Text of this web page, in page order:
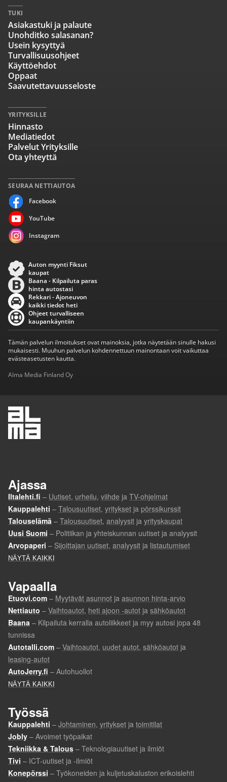
SEURAA NETTIAUTOA
Facebook
YouTube
Instagram
TUKI
Asiakastuki ja palaute
Unohditko salasanan?
Usein kysyttyä
Turvallisuusohjeet
Käyttöehdot
Oppaat
Saavutettavuusseloste
YRITYKSILLE
Hinnasto
Mediatiedot
Palvelut Yrityksille
Ota yhteyttä
Auton myynti Fiksut
kaupat
Baana - Kilpailuta paras
hinta autostasi
Rekkari - Ajoneuvon
kaikki tiedot heti
Ohjeet turvalliseen
kaupankäyntiin
Tämän palvelun ilmoitukset ovat mainoksia, jotka näytetään sinulle hakusi
mukaisesti. Muuhun palvelun kohdennettuun mainontaan voit vaikuttaa
evästeasetusten kautta.
Alma Media Finland Oy